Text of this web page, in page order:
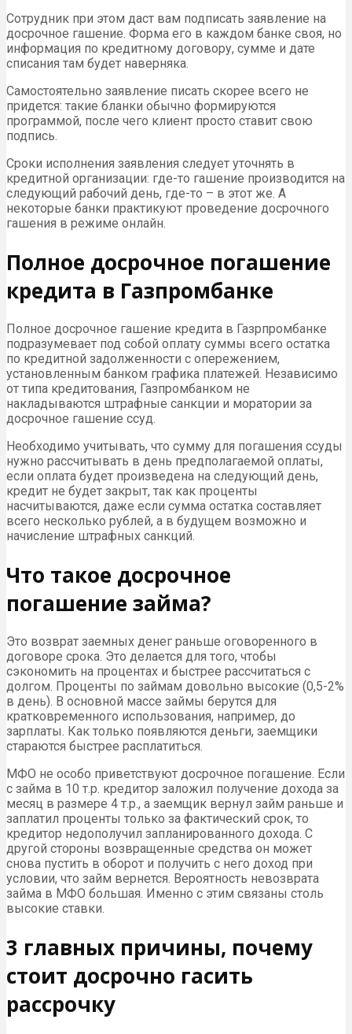
Сотрудник при этом даст вам подписать заявление на
досрочное гашение. Форма его в каждом банке своя, но
информация по кредитному договору, сумме и дате
списания там будет наверняка.
Самостоятельно заявление писать скорее всего не
придется: такие бланки обычно формируются
программой, после чего клиент просто ставит свою
подпись.
Сроки исполнения заявления следует уточнять в
кредитной организации: где-то гашение производится на
следующий рабочий день, где-то – в этот же. А
некоторые банки практикуют проведение досрочного
гашения в режиме онлайн.
Полное досрочное погашение
кредита в Газпромбанке
Полное досрочное гашение кредита в Газрпромбанке
подразумевает под собой оплату суммы всего остатка
по кредитной задолженности с опережением,
установленным банком графика платежей. Независимо
от типа кредитования, Газпромбанком не
накладываются штрафные санкции и моратории за
досрочное гашение ссуд.
Необходимо учитывать, что сумму для погашения ссуды
нужно рассчитывать в день предполагаемой оплаты,
если оплата будет произведена на следующий день,
кредит не будет закрыт, так как проценты
насчитываются, даже если сумма остатка составляет
всего несколько рублей, а в будущем возможно и
начисление штрафных санкций.
Что такое досрочное
погашение займа?
Это возврат заемных денег раньше оговоренного в
договоре срока. Это делается для того, чтобы
сэкономить на процентах и быстрее рассчитаться с
долгом. Проценты по займам довольно высокие (0,5-2%
в день). В основной массе займы берутся для
кратковременного использования, например, до
зарплаты. Как только появляются деньги, заемщики
стараются быстрее расплатиться.
МФО не особо приветствуют досрочное погашение. Если
с займа в 10 т.р. кредитор заложил получение дохода за
месяц в размере 4 т.р., а заемщик вернул займ раньше и
заплатил проценты только за фактический срок, то
кредитор недополучил запланированного дохода. С
другой стороны возвращенные средства он может
снова пустить в оборот и получить с него доход при
условии, что займ вернется. Вероятность невозврата
займа в МФО большая. Именно с этим связаны столь
высокие ставки.
3 главных причины, почему
стоит досрочно гасить
рассрочку